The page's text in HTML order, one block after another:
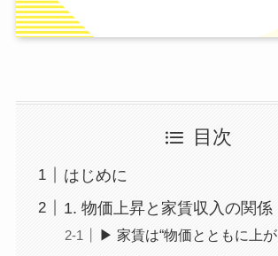
目次
はじめに
1. 物価上昇と家賃収入の関係
▶ 家賃は“物価とともに上が